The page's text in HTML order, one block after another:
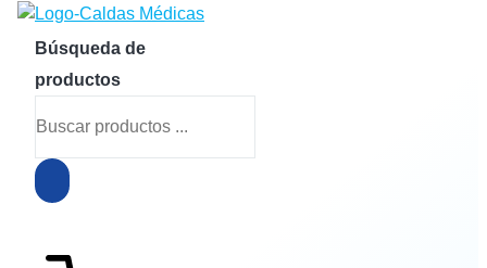
Búsqueda de
productos